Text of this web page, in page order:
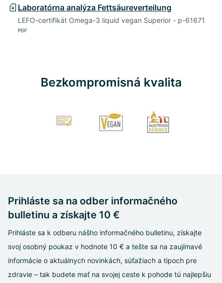
Laboratórna analýza Fettsäureverteilung
LEFO-certifikát Omega-3 liquid vegan Superior - p-61671
PDF
Bezkompromisná kvalita
Prihláste sa na odber informačného
bulletinu a získajte 10 €
Prihláste sa k odberu nášho informačného bulletinu, získajte
svoj osobný poukaz v hodnote 10 € a tešte sa na zaujímavé
informácie o aktuálnych novinkách, súťažiach a tipoch pre
zdravie – tak budete mať na svojej ceste k pohode tú najlepšiu